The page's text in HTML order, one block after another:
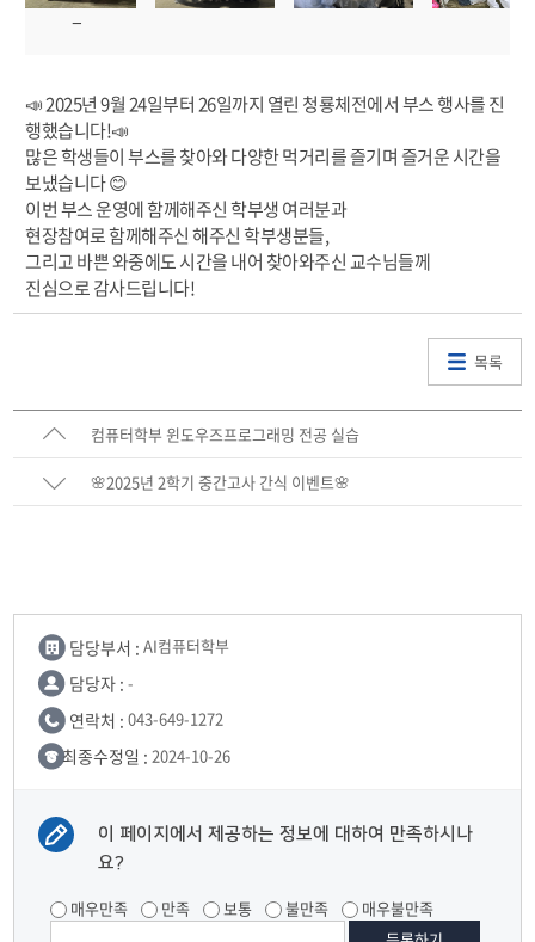
📣 2025년 9월 24일부터 26일까지 열린 청룡체전에서 부스 행사를 진
행했습니다!📣
많은 학생들이 부스를 찾아와 다양한 먹거리를 즐기며 즐거운 시간을
보냈습니다 😊
이번 부스 운영에 함께해주신 학부생 여러분과
현장참여로 함께해주신 해주신 학부생분들,
그리고 바쁜 와중에도 시간을 내어 찾아와주신 교수님들께
진심으로 감사드립니다!
목록
컴퓨터학부 윈도우즈프로그래밍 전공 실습
🌸2025년 2학기 중간고사 간식 이벤트🌸
담당부서 : AI컴퓨터학부
담당자 : -
연락처 : 043-649-1272
최종수정일 : 2024-10-26
이 페이지에서 제공하는 정보에 대하여 만족하시나
요?
매우만족 만족 보통 불만족 매우불만족